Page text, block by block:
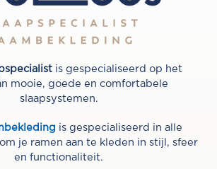
is gespecialiseerd op het
mooie, goede en comfortabele
slaapsystemen.
is gespecialiseerd in alle
je ramen aan te kleden in stijl, sfeer
en functionaliteit.